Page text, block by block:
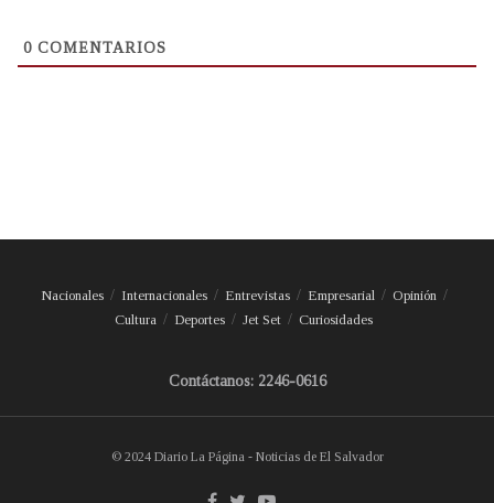
0 COMENTARIOS
Nacionales Internacionales Entrevistas Empresarial
Opinión
Cultura
Deportes Jet Set Curiosidades
Contáctanos: 2246-0616
© 2024 Diario La Página - Noticias de El Salvador